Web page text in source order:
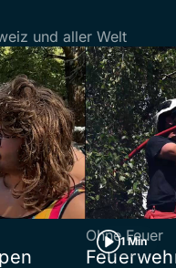
und aller Welt
1 Min
Ohne Feuer